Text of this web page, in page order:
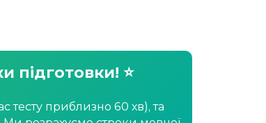
підготовки! ⭐
тесту приблизно 60 хв), та